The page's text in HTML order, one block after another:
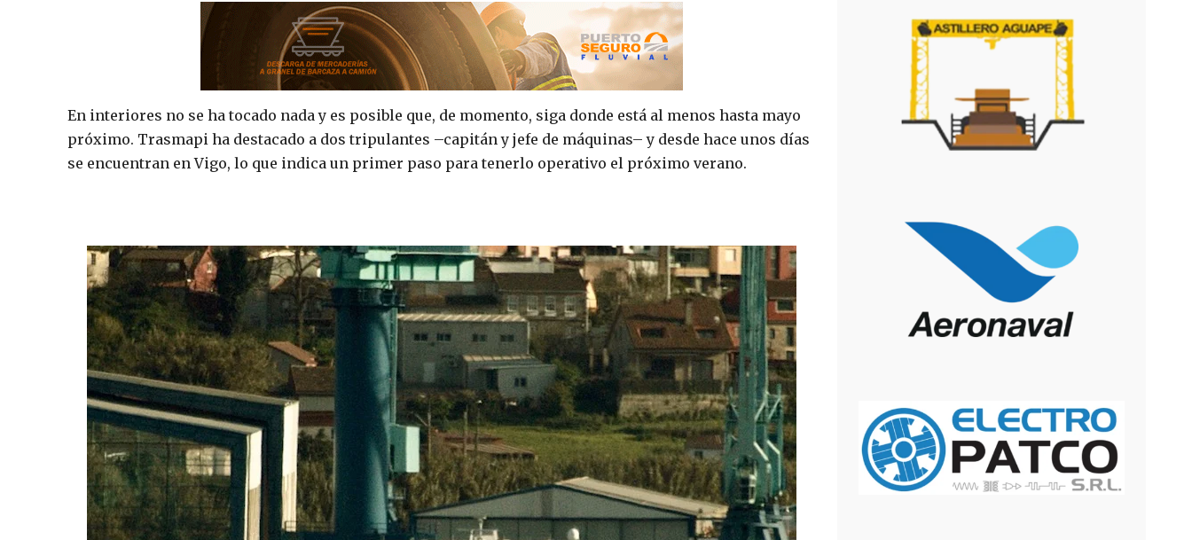
En interiores no se ha tocado nada y es posible que, de momento, siga donde está al menos hasta mayo
próximo. Trasmapi ha destacado a dos tripulantes –capitán y jefe de máquinas– y desde hace unos días
se encuentran en Vigo, lo que indica un primer paso para tenerlo operativo el próximo verano.